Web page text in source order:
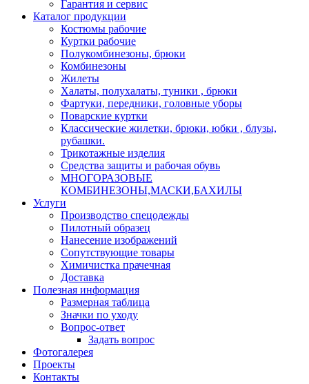
Гарантия и сервис
Каталог продукции
Костюмы рабочие
Куртки рабочие
Полукомбинезоны, брюки
Комбинезоны
Жилеты
Халаты, полухалаты, туники , брюки
Фартуки, передники, головные уборы
Поварские куртки
Классические жилетки, брюки, юбки , блузы,
рубашки.
Трикотажные изделия
Средства защиты и рабочая обувь
МНОГОРАЗОВЫЕ
КОМБИНЕЗОНЫ,МАСКИ,БАХИЛЫ
Услуги
Производство спецодежды
Пилотный образец
Нанесение изображений
Сопутствующие товары
Химичистка прачечная
Доставка
Полезная информация
Размерная таблица
Значки по уходу
Вопрос-ответ
Задать вопрос
Фотогалерея
Проекты
Контакты